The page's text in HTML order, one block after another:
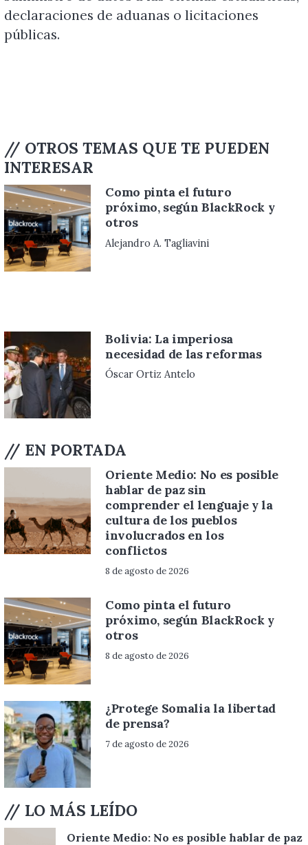
declaraciones de aduanas o licitaciones
públicas.
// OTROS TEMAS QUE TE PUEDEN
INTERESAR
Como pinta el futuro
próximo, según BlackRock y
otros
Alejandro A. Tagliavini
Bolivia: La imperiosa
necesidad de las reformas
Óscar Ortiz Antelo
// EN PORTADA
Oriente Medio: No es posible
hablar de paz sin
comprender el lenguaje y la
cultura de los pueblos
involucrados en los
conflictos
8 de agosto de 2026
Como pinta el futuro
próximo, según BlackRock y
otros
8 de agosto de 2026
¿Protege Somalia la libertad
de prensa?
7 de agosto de 2026
// LO MÁS LEÍDO
Oriente Medio: No es posible hablar de paz